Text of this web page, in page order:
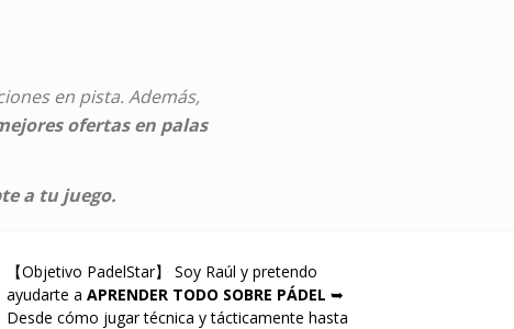
en pista. Además,
ofertas en palas
a tu juego.
【Objetivo PadelStar】 Soy Raúl y pretendo
ayudarte a APRENDER TODO SOBRE PÁDEL ➥
Desde cómo jugar técnica y tácticamente hasta